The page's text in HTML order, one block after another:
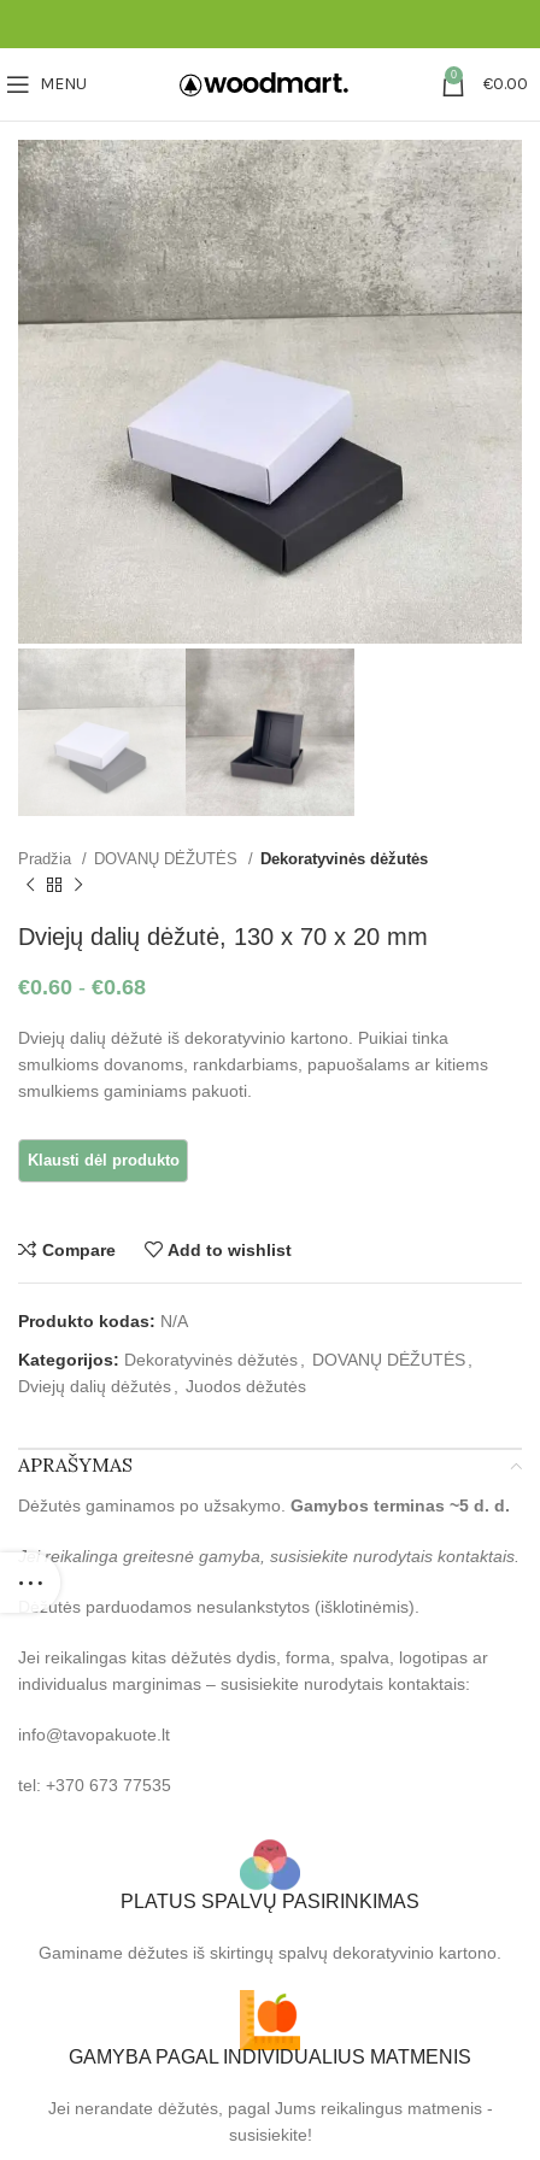
MENU 0 €0.00
Pradžia DOVANŲ DĖŽUTĖS Dekoratyvinės dėžutės
Dviejų dalių dėžutė, 130 x 70 x 20 mm
€0.60 - €0.68
Dviejų dalių dėžutė iš dekoratyvinio kartono. Puikiai tinka
smulkioms dovanoms, rankdarbiams, papuošalams ar kitiems
smulkiems gaminiams pakuoti.
Compare Add to wishlist
Produkto kodas: N/A
Kategorijos: Dekoratyvinės dėžutės DOVANŲ DĖŽUTĖS
Dviejų dalių dėžutės
Juodos dėžutės
APRAŠYMAS
Dėžutės gaminamos po užsakymo. Gamybos terminas ~5 d. d.
Jei reikalinga greitesnė gamyba, susisiekite nurodytais kontaktais.
Dėžutės parduodamos nesulankstytos (išklotinėmis).
Jei reikalingas kitas dėžutės dydis, forma, spalva, logotipas ar
individualus marginimas – susisiekite nurodytais kontaktais:
info@tavopakuote.lt
tel: +370 673 77535
PLATUS SPALVŲ PASIRINKIMAS
Gaminame dėžutes iš skirtingų spalvų dekoratyvinio kartono.
GAMYBA PAGAL INDIVIDUALIUS MATMENIS
Jei nerandate dėžutės, pagal Jums reikalingus matmenis -
susisiekite!